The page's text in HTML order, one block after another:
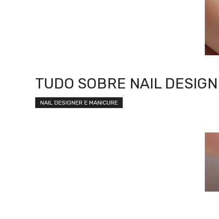
TUDO SOBRE NAIL
NAIL DESIGNER E MANICURE